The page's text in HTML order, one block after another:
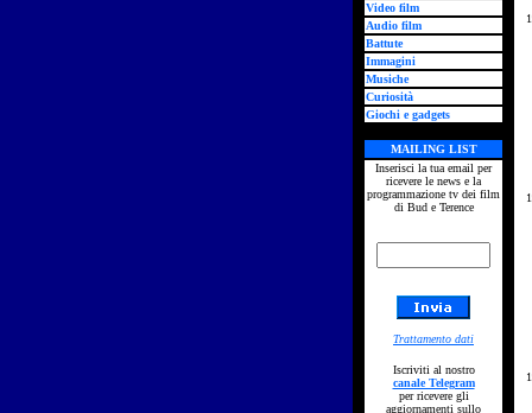
Video film
Audio film
Battute
Immagini
Musiche
Curiosità
Giochi e gadgets
MAILING LIST
Inserisci la tua email per
ricevere le news e la
programmazione tv dei film
di Bud e Terence
Trattamento dati
Iscriviti al nostro
canale Telegram
per ricevere gli
aggiornamenti sullo